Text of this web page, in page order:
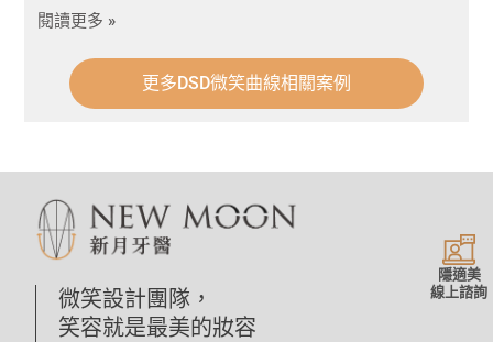
閱讀更多 »
更多DSD微笑曲線相關案例
微笑設計團隊，
笑容就是最美的妝容
隱適美
線上諮詢